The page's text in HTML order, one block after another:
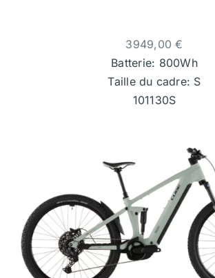
3949,00€
Batterie: 800Wh
Taille du cadre: S
101130S